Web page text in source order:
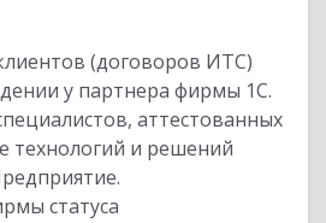
(договоров ИТС)
у партнера фирмы 1С.
аттестованных
технологий и решений
статуса